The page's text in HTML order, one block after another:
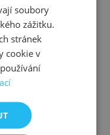
více
soubory
zážitku.
stránek
cookie v